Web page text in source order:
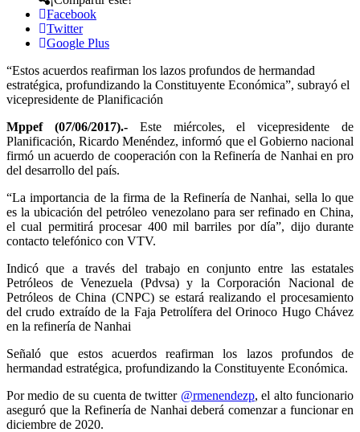
Facebook
Twitter
Google Plus
“Estos acuerdos reafirman los lazos profundos de hermandad
estratégica, profundizando la Constituyente Económica”, subrayó el
vicepresidente de Planificación
Mppef (07/06/2017).-Este miércoles, el vicepresidente de
Planificación, Ricardo Menéndez, informó que el Gobierno nacional
firmó un acuerdo de cooperación con la Refinería de Nanhai en pro
del desarrollo del país.
“La importancia de la firma de la Refinería de Nanhai, sella lo que
es la ubicación del petróleo venezolano para ser refinado en China,
el cual permitirá procesar 400 mil barriles por día”, dijo durante
contacto telefónico con VTV.
Indicó que a través del trabajo en conjunto entre las estatales
Petróleos de Venezuela (Pdvsa) y la Corporación Nacional de
Petróleos de China (CNPC) se estará realizando el procesamiento
del crudo extraído de la Faja Petrolífera del Orinoco Hugo Chávez
en la refinería de Nanhai
Señaló que estos acuerdos reafirman los lazos profundos de
hermandad estratégica, profundizando la Constituyente Económica.
Por medio de su cuenta de twitter @rmenendezp, el alto funcionario
aseguró que la Refinería de Nanhai deberá comenzar a funcionar en
diciembre de 2020.